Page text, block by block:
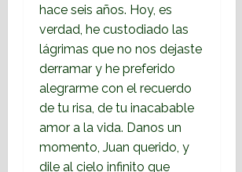
hace seis años. Hoy, es
verdad, he custodiado las
lágrimas que no nos dejaste
derramar y he preferido
alegrarme con el recuerdo
de tu risa, de tu inacabable
amor a la vida. Danos un
momento, Juan querido, y
dile al cielo infinito que